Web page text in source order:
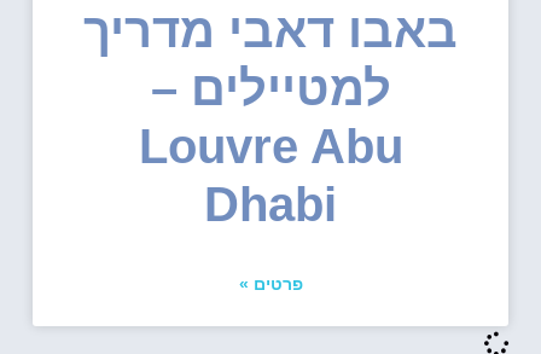
באבו דאבי מדריך
למטיילים –
Louvre Abu
Dhabi
פרטים »